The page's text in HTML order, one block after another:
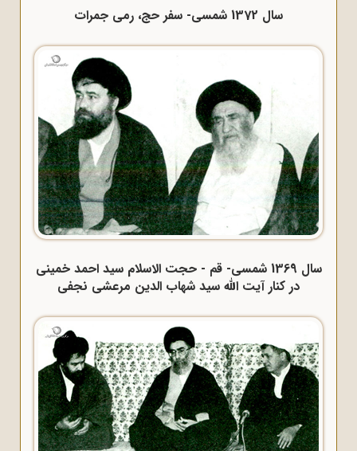
سال 1372 شمسی- سفر حج، رمی جمرات
سال 1369 شمسی- قم - حجت الاسلام سید احمد خمینی
در کنار آیت الله سید شهاب الدین مرعشی نجفی